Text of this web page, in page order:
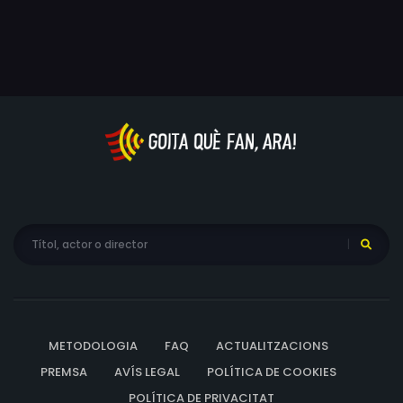
METODOLOGIA FAQ
ACTUALITZACIONS
PREMSA
AVÍS LEGAL
POLÍTICA DE COOKIES
POLÍTICA DE PRIVACITAT